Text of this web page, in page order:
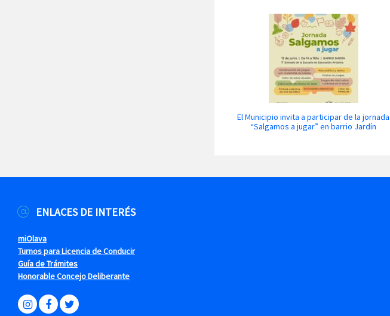
El Municipio invita a participar de la jornada
“Salgamos a jugar” en barrio Jardín
ENLACES DE INTERÉS
miOlava
Turnos para Licencia de Conducir
Guía de Trámites
Honorable Concejo Deliberante